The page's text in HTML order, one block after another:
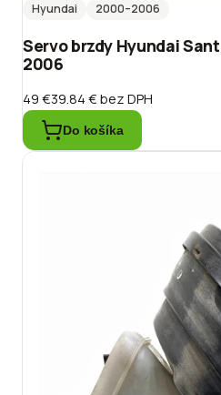
Hyundai
2000–2006
Servo brzdy Hyundai
2006
49 €39.84 €bez DPH
Do košíka